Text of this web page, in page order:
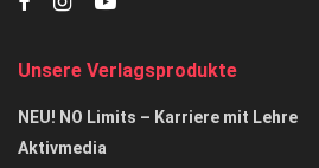
Unsere Verlagsprodukte
NEU! NO Limits – Karriere mit Lehre
Aktivmedia